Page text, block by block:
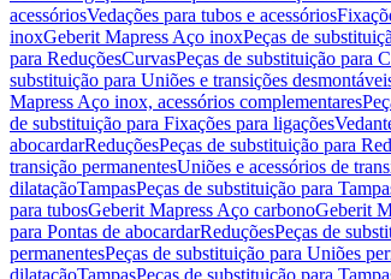
acessóriosVedações para tubos e acessórios
inoxGeberit Mapress Aço inoxPeças de
para ReduçõesCurvasPeças de substituição para
substituição para Uniões e transições
Mapress Aço inox, acessórios complementares
de substituição para Fixações para ligações
abocardarReduçõesPeças de substituição para
transição permanentesUniões e acessórios de
dilataçãoTampasPeças de substituição para
para tubosGeberit Mapress Aço carbonoGeberit
para Pontas de abocardarReduçõesPeças de
permanentesPeças de substituição para Uniões
dilataçãoTampasPeças de substituição para